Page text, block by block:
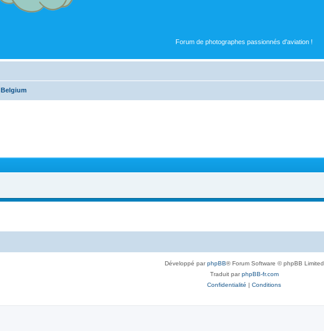
Forum de photographes passionnés d'aviation !
Belgium
Développé parphpBB® Forum Software © phpBB Limited
Traduit parphpBB-fr.com
Confidentialité | Conditions